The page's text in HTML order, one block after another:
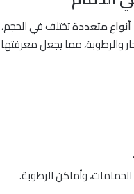
أنواع متعددةتختلف في
والرطوبة، مما يجعل
وأماكن الرطوبة.